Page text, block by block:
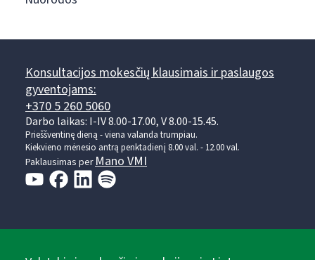
Konsultacijos mokesčių klausimais ir paslaugos
gyventojams:
+370 5 260 5060
Darbo laikas: I-IV 8.00-17.00, V 8.00-15.45.
Prieššventinę dieną - viena valanda trumpiau.
Kiekvieno mėnesio antrą penktadienį 8.00 val. - 12.00 val.
Paklausimas perMano VMI